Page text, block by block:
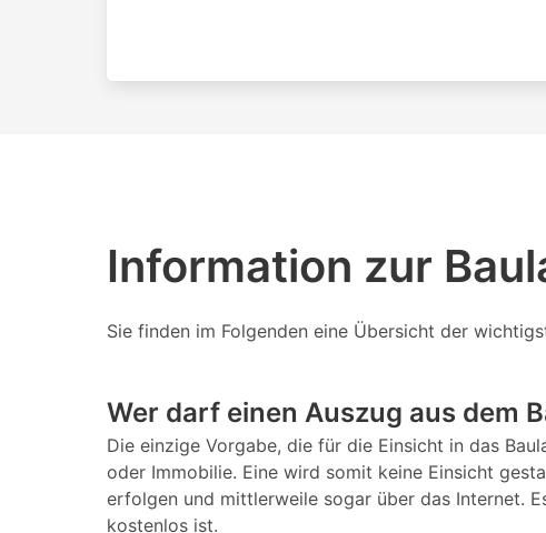
Information zur
Sie finden im Folgenden eine Übersicht der
Wer darf einen Auszug aus dem
Die einzige Vorgabe, die für die Einsicht in das
oder Immobilie. Eine wird somit keine Einsicht
erfolgen und mittlerweile sogar über das Internet.
kostenlos ist.